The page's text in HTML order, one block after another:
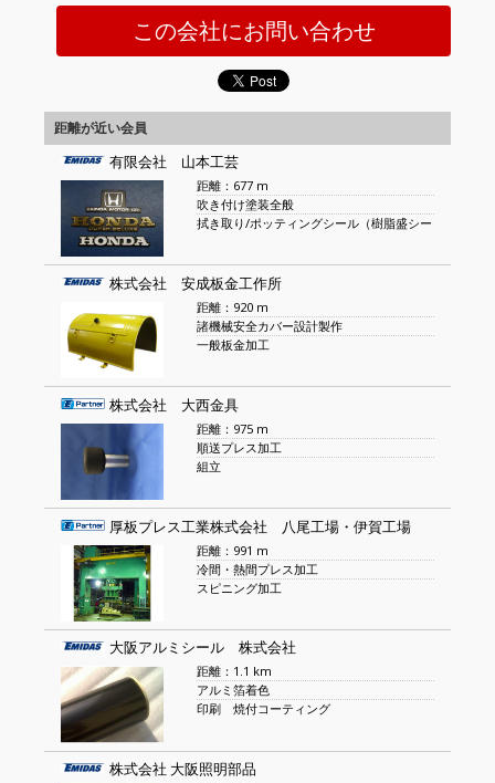
この会社にお問い合わせ
距離が近い会員
有限会社 山本工芸
距離：677 m
吹き付け塗装全般
拭き取り/ポッティングシール（樹脂盛シー
株式会社 安成板金工作所
距離：920 m
諸機械安全カバー設計製作
一般板金加工
株式会社 大西金具
距離：975 m
順送プレス加工
組立
厚板プレス工業株式会社 八尾工場・伊賀工場
距離：991 m
冷間・熱間プレス加工
スピニング加工
大阪アルミシール 株式会社
距離：1.1 km
アルミ箔着色
印刷 焼付コーティング
株式会社 大阪照明部品